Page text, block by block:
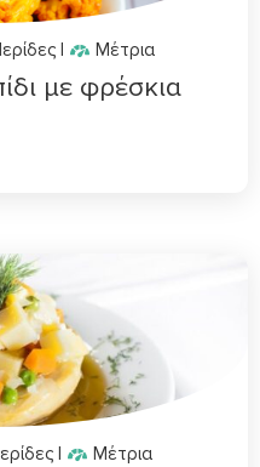
| Μέτρια
με φρέσκια
| Μέτρια